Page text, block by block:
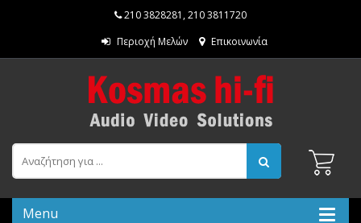
210 3828281 ,210 3811720
Περιοχή Μελών
Επικοινωνία
Menu